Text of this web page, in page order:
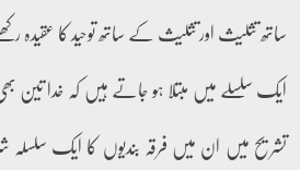
ساتھ تثلیث اور تثلیث کے ساتھ توحید کا عقیدہ
ایک سلسلے میں مبتلا ہو جاتے ہیں کہ خدا تین
تشریح میں ان میں فرقہ بندیوں کا ایک سلسلہ